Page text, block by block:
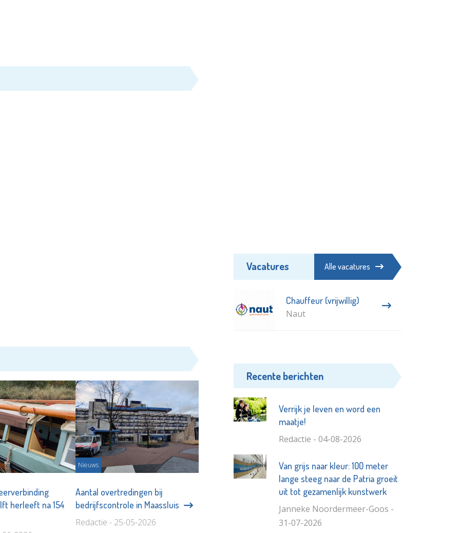
herleeft na 154
Nieuws
Aantal overtredingen bij
bedrijfscontrole in Maassluis
Redactie - 25-05-2026
Vacatures Alle vacatures
Chauffeur (vrijwillig)
Naut
Recente berichten
Verrijk je leven en word een
maatje!
Redactie - 04-08-2026
Van grijs naar kleur: 100 meter
lange steeg naar de Patria groeit
uit tot gezamenlijk kunstwerk
Janneke Noordermeer-Goos -
31-07-2026